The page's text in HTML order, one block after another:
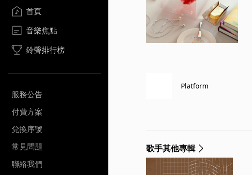
首頁
音樂焦點
鈴聲排行榜
服務公告
付費方案
兌換序號
常見問題
聯絡我們
Platform
歌手其他專輯